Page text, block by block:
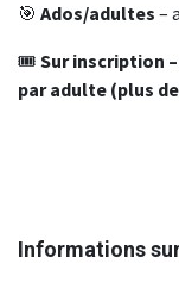
🎯 Ados/adultes –
🎟️ Sur inscription
par adulte (plus
Informations